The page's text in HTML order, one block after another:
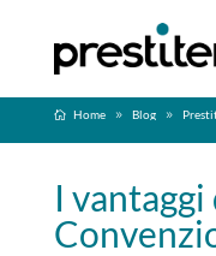
Home Blog
I